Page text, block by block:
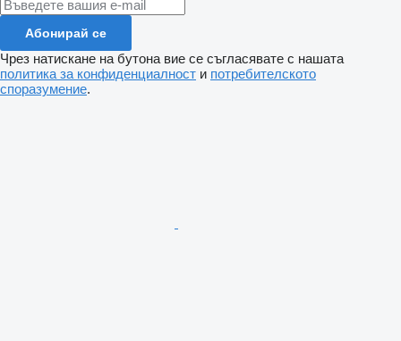
Абонирай се
Чрез натискане на бутона вие се съгласявате с нашата
политика за конфиденциалност и потребителското
споразумение.